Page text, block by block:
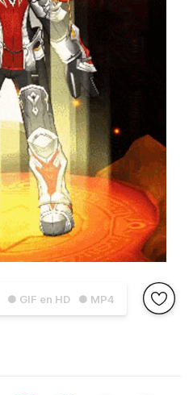
● GIF en HD ● MP4